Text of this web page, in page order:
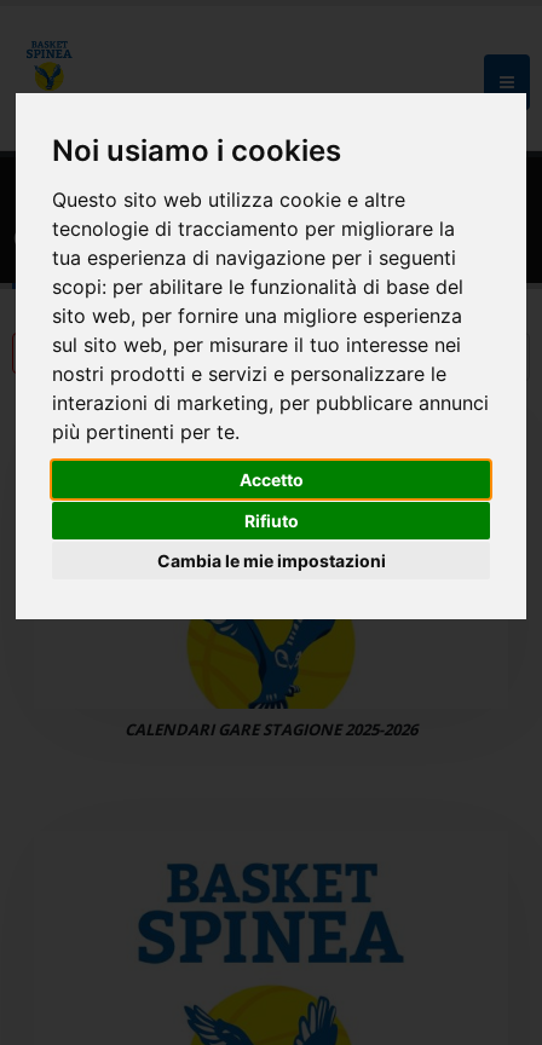
Noi usiamo i cookies
Questo sito web utilizza cookie e altre
tecnologie di tracciamento per migliorare la
tua esperienza di navigazione per i seguenti
scopi: per abilitare le funzionalità di base del
sito web, per fornire una migliore esperienza
sul sito web, per misurare il tuo interesse nei
nostri prodotti e servizi e personalizzare le
interazioni di marketing, per pubblicare annunci
più pertinenti per te.
Accetto
Rifiuto
Cambia le mie impostazioni
HOME CALENDARI
Calendari
CALENDARI GARE STAGIONE 2025-2026